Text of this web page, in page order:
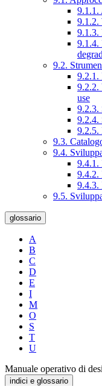
9.1.1.
9.1.2.
9.1.3.
9.1.4.
9.2.
9.2.1.
9.2.2.
use
9.2.3.
9.2.4.
9.2.5.
9.3.
9.4.
9.4.1.
9.4.2.
9.4.3.
9.5.
glossario
A
B
C
D
E
I
M
O
S
T
U
Manuale operativo di
indici e glossario